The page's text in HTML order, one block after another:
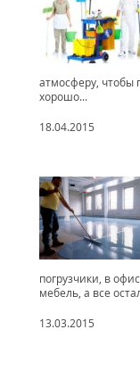
атмосферу, чтобы
хорошо...
18.04.2015
погрузчики, в
мебель, а все
13.03.2015